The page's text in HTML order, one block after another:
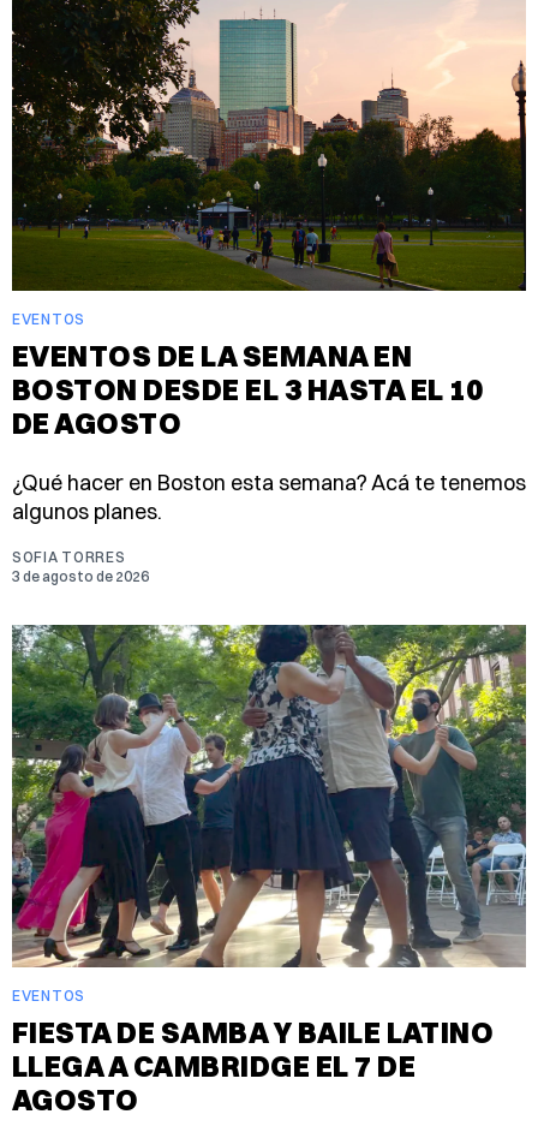
EVENTOS
EVENTOS DE LA SEMANA EN
BOSTON DESDE EL 3 HASTA EL 10
DE AGOSTO
¿Qué hacer en Boston esta semana? Acá te tenemos
algunos planes.
SOFIA TORRES
3 de agosto de 2026
EVENTOS
FIESTA DE SAMBA Y BAILE LATINO
LLEGA A CAMBRIDGE EL 7 DE
AGOSTO